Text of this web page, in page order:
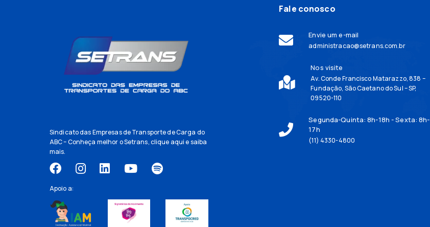
Sindicato das Empresas de Transporte de Carga do
ABC – Conheça melhor o Setrans,clique aquie saiba
mais.
Apoio a:
Fale conosco
Envie um e-mail
administracao@setrans.com.br
Nos visite
Av. Conde Francisco Matarazzo, 838 –
Fundação, São Caetano do Sul – SP,
09520-110
Segunda-Quinta: 8h-18h - Sexta: 8h-
17h
(11) 4330-4800